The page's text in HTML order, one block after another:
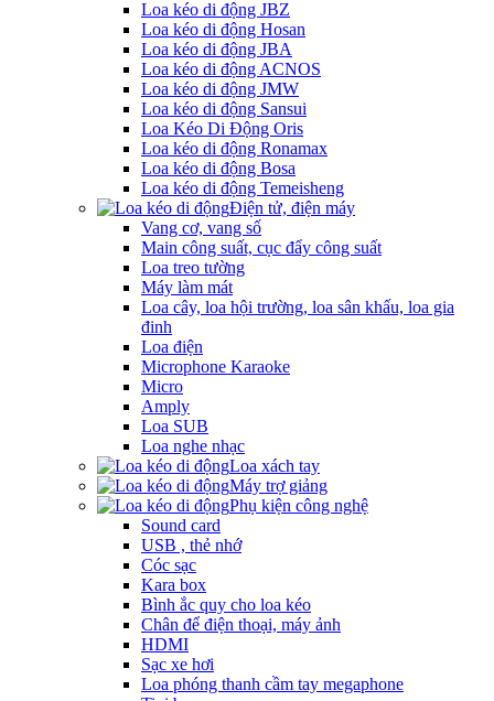
Loa kéo di động JBZ
Loa kéo di động Hosan
Loa kéo di động JBA
Loa kéo di động ACNOS
Loa kéo di động JMW
Loa kéo di động Sansui
Loa Kéo Di Động Oris
Loa kéo di động Ronamax
Loa kéo di động Bosa
Loa kéo di động Temeisheng
Điện tử, điện máy
Vang cơ, vang số
Main công suất, cục đẩy công suất
Loa treo tường
Máy làm mát
Loa cây, loa hội trường, loa sân khấu, loa gia
đinh
Loa điện
Microphone Karaoke
Micro
Amply
Loa SUB
Loa nghe nhạc
Loa xách tay
Máy trợ giảng
Phụ kiện công nghệ
Sound card
USB , thẻ nhớ
Cóc sạc
Kara box
Bình ắc quy cho loa kéo
Chân để điện thoại, máy ảnh
HDMI
Sạc xe hơi
Loa phóng thanh cầm tay megaphone